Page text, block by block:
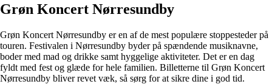
Grøn Koncert Nørresundby
Grøn Koncert Nørresundby er en af de mest populære stoppesteder på
touren. Festivalen i Nørresundby byder på spændende musiknavne,
boder med mad og drikke samt hyggelige aktiviteter. Det er en dag
fyldt med fest og glæde for hele familien. Billetterne til Grøn Koncert
Nørresundby bliver revet væk, så sørg for at sikre dine i god tid.